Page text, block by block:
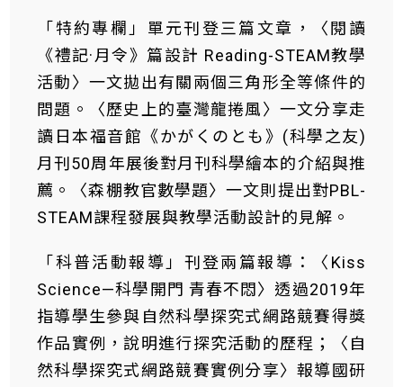
「特約專欄」單元刊登三篇文章，〈閱讀
《禮記·月令》篇設計 Reading-STEAM教學
活動〉一文拋出有關兩個三角形全等條件的
問題。〈歷史上的臺灣龍捲風〉一文分享走
讀日本福音館《かがくのとも》(科學之友)
月刊50周年展後對月刊科學繪本的介紹與推
薦。〈森棚教官數學題〉一文則提出對PBL-
STEAM課程發展與教學活動設計的見解。
「科普活動報導」刊登兩篇報導：〈Kiss
Science—科學開門 青春不悶〉透過2019年
指導學生參與自然科學探究式網路競賽得獎
作品實例，說明進行探究活動的歷程；〈自
然科學探究式網路競賽實例分享〉報導國研